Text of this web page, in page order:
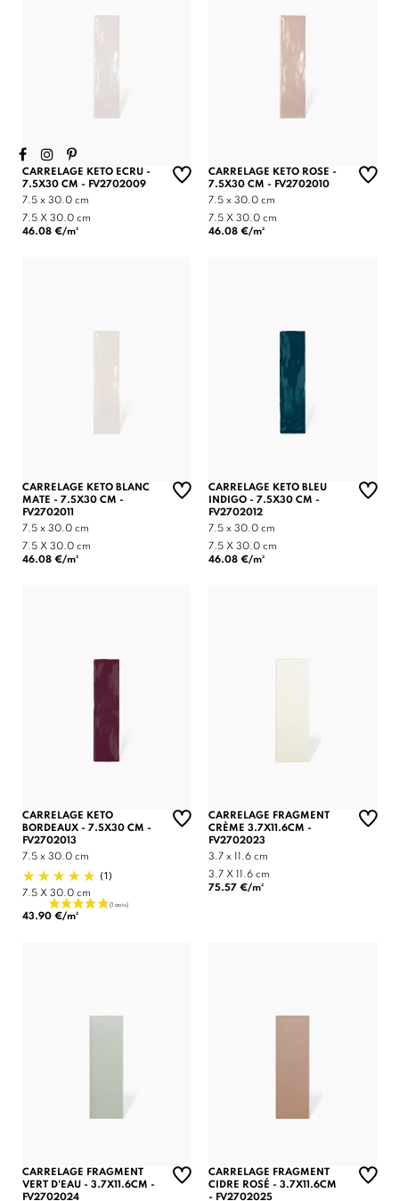
CARRELAGE KETO ECRU -
7.5X30 CM - FV2702009
7.5 x 30.0 cm
7.5 X 30.0 cm
46.08 €/m²
CARRELAGE KETO ROSE -
7.5X30 CM - FV2702010
7.5 x 30.0 cm
7.5 X 30.0 cm
46.08 €/m²
CARRELAGE KETO BLANC
MATE - 7.5X30 CM -
FV2702011
7.5 x 30.0 cm
7.5 X 30.0 cm
46.08 €/m²
CARRELAGE KETO BLEU
INDIGO - 7.5X30 CM -
FV2702012
7.5 x 30.0 cm
7.5 X 30.0 cm
46.08 €/m²
CARRELAGE KETO
BORDEAUX - 7.5X30 CM -
FV2702013
7.5 x 30.0 cm
(1)
7.5 X 30.0 cm
43.90 €/m²
CARRELAGE FRAGMENT
CRÈME 3.7X11.6CM -
FV2702023
3.7 x 11.6 cm
3.7 X 11.6 cm
75.57 €/m²
CARRELAGE FRAGMENT
VERT D'EAU - 3.7X11.6CM -
FV2702024
CARRELAGE FRAGMENT
CIDRE ROSÉ - 3.7X11.6CM
- FV2702025